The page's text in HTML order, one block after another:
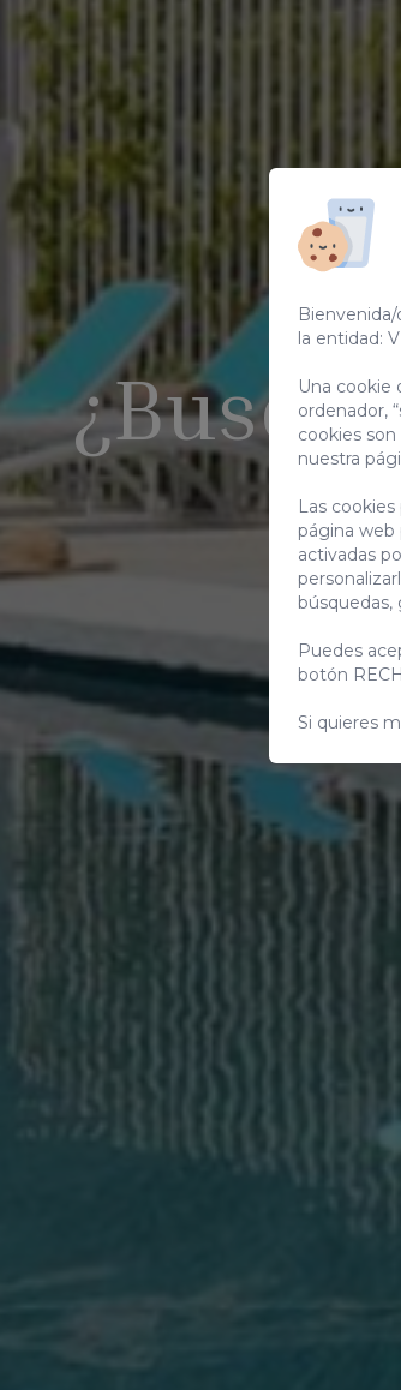
la entidad:
Una cookie
ordenador,
cookies
nuestra
Las
página web
activadas
búsquedas,
Puedes
botón
Si quieres